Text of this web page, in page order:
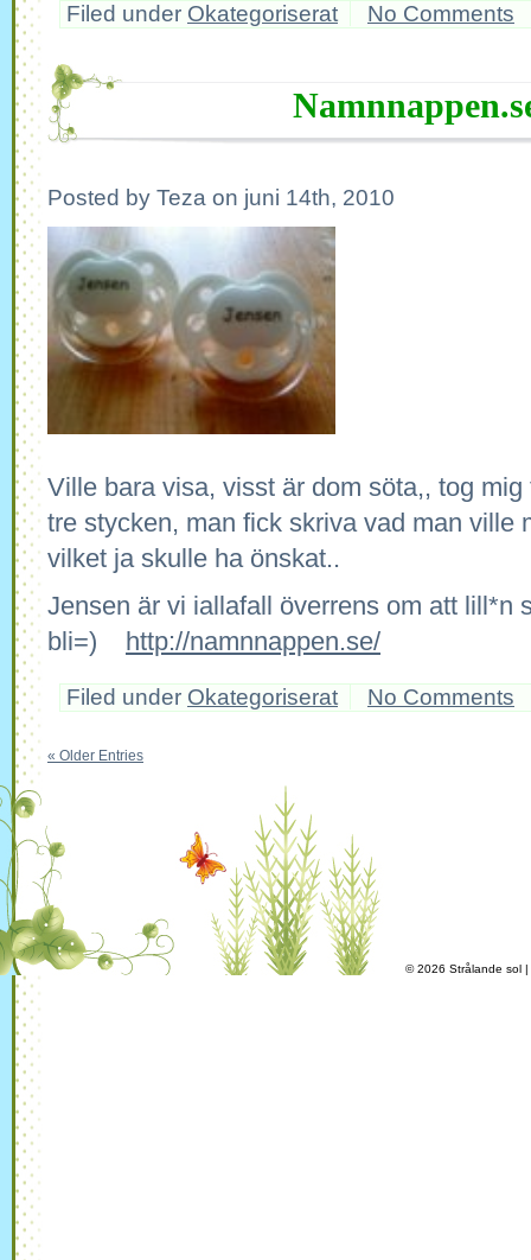
Filed under Okategoriserat No Comments
Posted by Teza on juni 14th, 2010
Ville bara visa, visst är dom söta,, tog
tre stycken, man fick skriva vad man ville
vilket ja skulle ha önskat..
Jensen är vi iallafall överrens om att lill*n
bli=) http://namnnappen.se/
Filed under Okategoriserat No Comments
« Older Entries
© 2026 Strålande sol |